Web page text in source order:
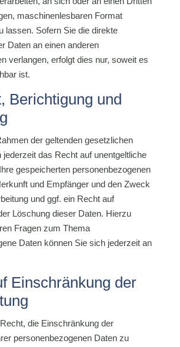
maschinenlesbaren Format
lassen. Sofern Sie die direkte
Daten an einen anderen
verlangen, erfolgt dies nur, soweit es
ist.
Berichtigung und
der geltenden gesetzlichen
jederzeit das Recht auf unentgeltliche
gespeicherten personenbezogenen
und Empfänger und den Zweck
und ggf. ein Recht auf
Löschung dieser Daten. Hierzu
Fragen zum Thema
Daten können Sie sich jederzeit an
Einschränkung der
die Einschränkung der
personenbezogenen Daten zu